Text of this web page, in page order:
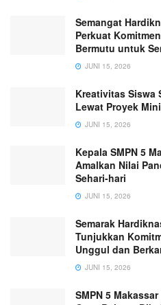
Semangat
Perkuat
Bermutu untuk
JUNI 15, 2026
Kreativitas Siswa
Lewat Proyek
JUNI 15, 2026
Kepala SMPN 5
Amalkan Nilai
Sehari-hari
JUNI 15, 2026
Semarak
Tunjukkan
Unggul dan
JUNI 15, 2026
SMPN 5